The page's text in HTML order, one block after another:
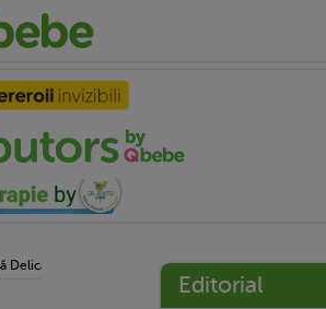
Delicat Și Oferă Prospețime
Editorial